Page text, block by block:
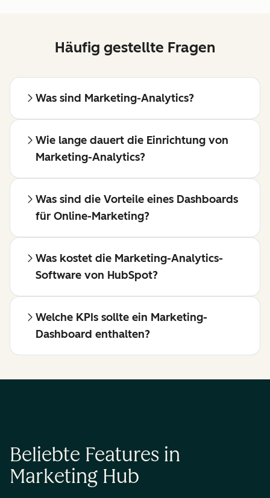
Häufig gestellte Fragen
Was sind Marketing-Analytics?
Wie lange dauert die Einrichtung von
Marketing-Analytics?
Was sind die Vorteile eines Dashboards
für Online-Marketing?
Was kostet die Marketing-Analytics-
Software von HubSpot?
Welche KPIs sollte ein Marketing-
Dashboard enthalten?
Beliebte Features in
Marketing Hub